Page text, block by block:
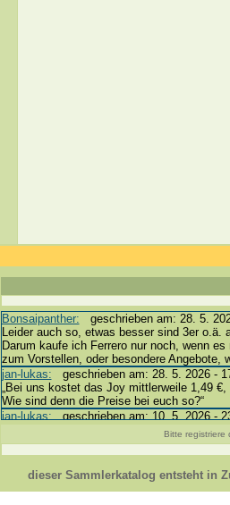
Bonsaipanther: geschrieben am: 28. 5.
Leider auch so, etwas besser sind 3er o.ä.
Darum kaufe ich Ferrero nur noch, wenn
zum Vorstellen, oder besondere Angebote,
jan-lukas: geschrieben am: 28. 5. 2026 -
„Bei uns kostet das Joy mittlerweile 1,49
Wie sind denn die Preise bei euch so?“
jan-lukas:geschrieben am: 10. 5. 2026 -
Bonsaipanther:geschrieben am: 10. 5.
@ Harald
https://www.ue-ei-portal-
Dein Enkel sollte zur Strafe die nächsten
Bitte registriere
dieser Sammlerkatalog entsteht in